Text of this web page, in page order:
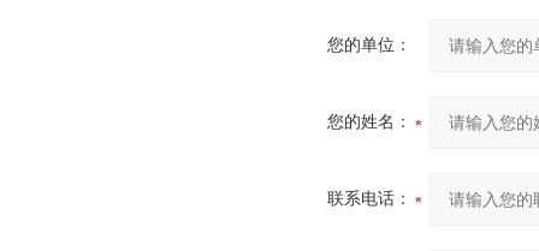
您的单位：
您的姓名：
联系电话：